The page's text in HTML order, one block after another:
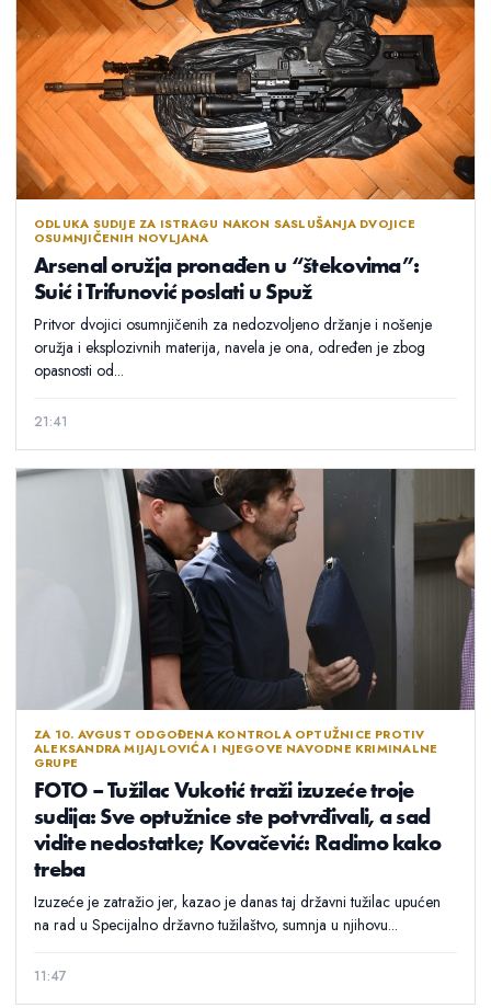
ODLUKA SUDIJE ZA ISTRAGU NAKON SASLUŠANJA DVOJICE
OSUMNJIČENIH NOVLJANA
Arsenal oružja pronađen u “štekovima”:
Suić i Trifunović poslati u Spuž
Pritvor dvojici osumnjičenih za nedozvoljeno držanje i nošenje
oružja i eksplozivnih materija, navela je ona, određen je zbog
opasnosti od...
21:41
ZA 10. AVGUST ODGOĐENA KONTROLA OPTUŽNICE PROTIV
ALEKSANDRA MIJAJLOVIĆA I NJEGOVE NAVODNE KRIMINALNE
GRUPE
FOTO – Tužilac Vukotić traži izuzeće troje
sudija: Sve optužnice ste potvrđivali, a sad
vidite nedostatke; Kovačević: Radimo kako
treba
Izuzeće je zatražio jer, kazao je danas taj državni tužilac upućen
na rad u Specijalno državno tužilaštvo, sumnja u njihovu...
11:47